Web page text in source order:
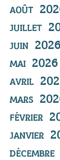
août
juillet
juin 2026
mai 2026
avril
mars
février
janvier